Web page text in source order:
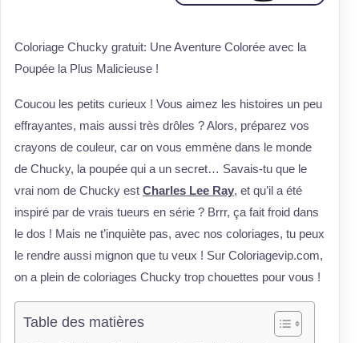
Coloriage Chucky gratuit: Une Aventure Colorée avec la
Poupée la Plus Malicieuse !
Coucou les petits curieux ! Vous aimez les histoires un peu
effrayantes, mais aussi très drôles ? Alors, préparez vos
crayons de couleur, car on vous emmène dans le monde
de Chucky, la poupée qui a un secret… Savais-tu que le
vrai nom de Chucky est Charles Lee Ray, et qu’il a été
inspiré par de vrais tueurs en série ? Brrr, ça fait froid dans
le dos ! Mais ne t’inquiète pas, avec nos coloriages, tu peux
le rendre aussi mignon que tu veux ! Sur Coloriagevip.com,
on a plein de coloriages Chucky trop chouettes pour vous !
Table des matières